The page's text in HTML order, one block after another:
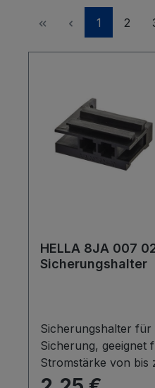
Seite
1 Seite
2
HELLA 8JA 007
Sicherungshalter
Sicherungshalter für
Sicherung, geeignet
Stromstärke von bis
eine Spannung von